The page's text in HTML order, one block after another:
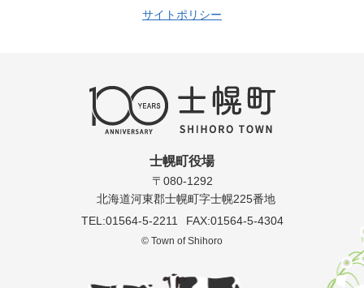
サイトポリシー
士幌町役場
〒080-1292
北海道河東郡士幌町字士幌225番地
TEL:01564-5-2211
FAX:01564-5-4304
© Town of Shihoro